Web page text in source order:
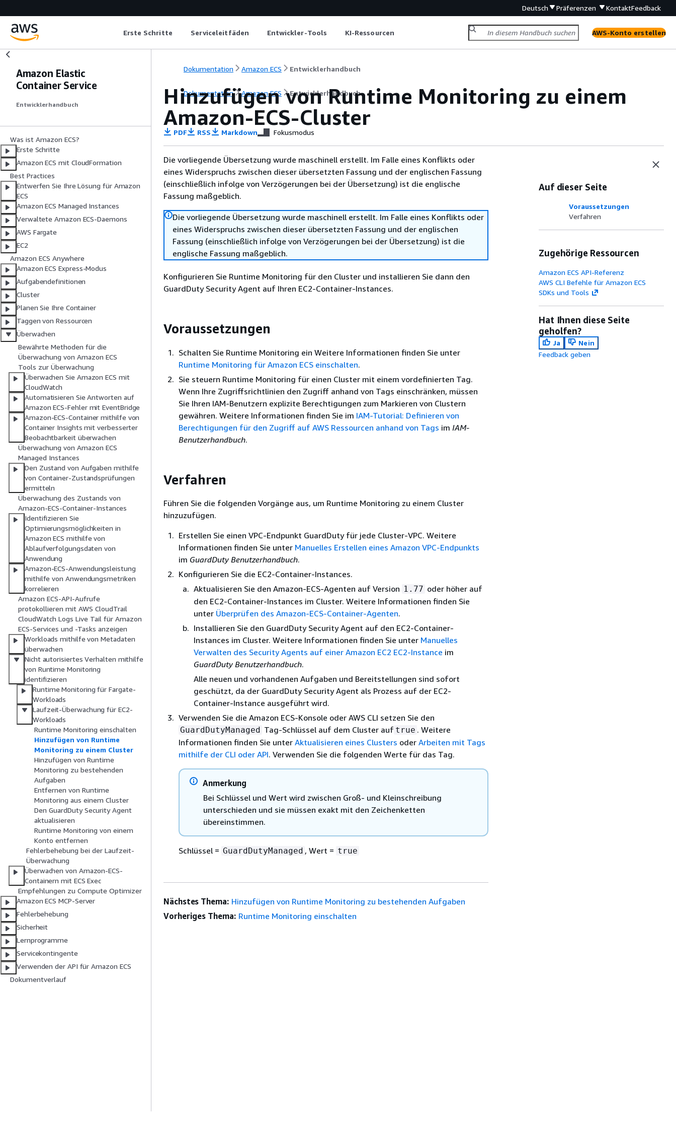
Deutsch Präferenzen KontaktFeedback
Erste Schritte Serviceleitfäden Entwickler-Tools KI-Ressourcen AWS-Konto erstellen
Amazon Elastic
Container Service
Entwicklerhandbuch
Was ist Amazon ECS?
Erste Schritte
Amazon ECS mit CloudFormation
Best Practices
Entwerfen Sie Ihre Lösung für Amazon
ECS
Amazon ECS Managed Instances
Verwaltete Amazon ECS-Daemons
AWS Fargate
EC2
Amazon ECS Anywhere
Amazon ECS Express-Modus
Aufgabendefinitionen
Cluster
Planen Sie Ihre Container
Taggen von Ressourcen
Überwachen
Bewährte Methoden für die
Überwachung von Amazon ECS
Tools zur Überwachung
Überwachen Sie Amazon ECS mit
CloudWatch
Automatisieren Sie Antworten auf
Amazon ECS-Fehler mit EventBridge
Amazon-ECS-Container mithilfe von
Container Insights mit verbesserter
Beobachtbarkeit überwachen
Überwachung von Amazon ECS
Managed Instances
Den Zustand von Aufgaben mithilfe
von Container-Zustandsprüfungen
ermitteln
Überwachung des Zustands von
Amazon-ECS-Container-Instances
Identifizieren Sie
Optimierungsmöglichkeiten in
Amazon ECS mithilfe von
Ablaufverfolgungsdaten von
Anwendung
Amazon-ECS-Anwendungsleistung
mithilfe von Anwendungsmetriken
korrelieren
Amazon ECS-API-Aufrufe
protokollieren mit AWS CloudTrail
CloudWatch Logs Live Tail für Amazon
ECS-Services und -Tasks anzeigen
Workloads mithilfe von Metadaten
überwachen
Nicht autorisiertes Verhalten mithilfe
von Runtime Monitoring
identifizieren
Runtime Monitoring für Fargate-
Workloads
Laufzeit-Überwachung für EC2-
Workloads
Runtime Monitoring einschalten
Hinzufügen von Runtime
Monitoring zu einem Cluster
Hinzufügen von Runtime
Monitoring zu bestehenden
Aufgaben
Entfernen von Runtime
Monitoring aus einem Cluster
Den GuardDuty Security Agent
aktualisieren
Runtime Monitoring von einem
Konto entfernen
Fehlerbehebung bei der Laufzeit-
Überwachung
Überwachen von Amazon-ECS-
Containern mit ECS Exec
Empfehlungen zu Compute Optimizer
Amazon ECS MCP-Server
Fehlerbehebung
Sicherheit
Lernprogramme
Servicekontingente
Verwenden der API für Amazon ECS
Dokumentverlauf
Dokumentation Amazon ECS Entwicklerhandbuch
Dokumentation Amazon ECS Entwicklerhandbuch
Hinzufügen von Runtime Monitoring zu einem
Amazon-ECS-Cluster
PDF RSS Markdown Fokusmodus
Die vorliegende Übersetzung wurde maschinell erstellt. Im Falle eines Konflikts oder
eines Widerspruchs zwischen dieser übersetzten Fassung und der englischen Fassung
(einschließlich infolge von Verzögerungen bei der Übersetzung) ist die englische
Fassung maßgeblich.
Die vorliegende Übersetzung wurde maschinell erstellt. Im Falle eines Konflikts oder
eines Widerspruchs zwischen dieser übersetzten Fassung und der englischen
Fassung (einschließlich infolge von Verzögerungen bei der Übersetzung) ist die
englische Fassung maßgeblich.
Konfigurieren Sie Runtime Monitoring für den Cluster und installieren Sie dann den
GuardDuty Security Agent auf Ihren EC2-Container-Instances.
Voraussetzungen
Schalten Sie Runtime Monitoring ein Weitere Informationen finden Sie unter
Runtime Monitoring für Amazon ECS einschalten.
Sie steuern Runtime Monitoring für einen Cluster mit einem vordefinierten Tag.
Wenn Ihre Zugriffsrichtlinien den Zugriff anhand von Tags einschränken, müssen
Sie Ihren IAM-Benutzern explizite Berechtigungen zum Markieren von Clustern
gewähren. Weitere Informationen finden Sie im IAM-Tutorial: Definieren von
Berechtigungen für den Zugriff auf AWS Ressourcen anhand von Tags im IAM-
Benutzerhandbuch.
Verfahren
Führen Sie die folgenden Vorgänge aus, um Runtime Monitoring zu einem Cluster
hinzuzufügen.
Erstellen Sie einen VPC-Endpunkt GuardDuty für jede Cluster-VPC. Weitere
Informationen finden Sie unter Manuelles Erstellen eines Amazon VPC-Endpunkts
im GuardDuty Benutzerhandbuch.
Konfigurieren Sie die EC2-Container-Instances.
Aktualisieren Sie den Amazon-ECS-Agenten auf Version 1.77 oder höher auf
den EC2-Container-Instances im Cluster. Weitere Informationen finden Sie
unter Überprüfen des Amazon-ECS-Container-Agenten.
Installieren Sie den GuardDuty Security Agent auf den EC2-Container-
Instances im Cluster. Weitere Informationen finden Sie unter Manuelles
Verwalten des Security Agents auf einer Amazon EC2 EC2-Instance im
GuardDuty Benutzerhandbuch.
Alle neuen und vorhandenen Aufgaben und Bereitstellungen sind sofort
geschützt, da der GuardDuty Security Agent als Prozess auf der EC2-
Container-Instance ausgeführt wird.
Verwenden Sie die Amazon ECS-Konsole oder AWS CLI setzen Sie den
GuardDutyManaged Tag-Schlüssel auf dem Cluster auf true . Weitere
Informationen finden Sie unter Aktualisieren eines Clusters oder Arbeiten mit Tags
mithilfe der CLI oder API. Verwenden Sie die folgenden Werte für das Tag.
Anmerkung
Bei Schlüssel und Wert wird zwischen Groß- und Kleinschreibung
unterschieden und sie müssen exakt mit den Zeichenketten
übereinstimmen.
Schlüssel = GuardDutyManaged , Wert = true
Auf dieser Seite
Voraussetzungen
Verfahren
Zugehörige Ressourcen
Amazon ECS API-Referenz
AWS CLI Befehle für Amazon ECS
SDKs und Tools
Hat Ihnen diese Seite
geholfen?
Ja
Nein
Feedback geben
Nächstes Thema: Hinzufügen von Runtime Monitoring zu bestehenden Aufgaben
Vorheriges Thema: Runtime Monitoring einschalten